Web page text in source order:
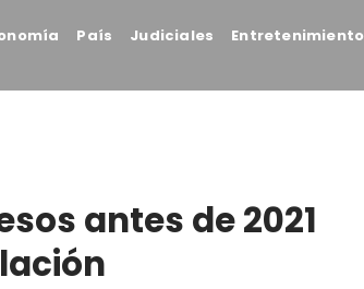
País Judiciales Entretenimiento
antes de 2021